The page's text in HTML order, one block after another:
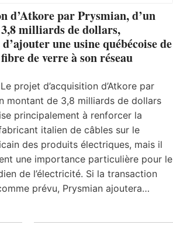
d’Atkore par Prysmian, d’un
milliards de dollars,
une usine québécoise de
de verre à son réseau
projet d’acquisition d’Atkore par
montant de 3,8 milliards de dollars
principalement à renforcer la
italien de câbles sur le
des produits électriques, mais il
une importance particulière pour le
de l’électricité. Si la transaction
prévu, Prysmian ajoutera…